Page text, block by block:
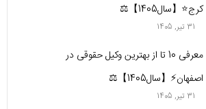
کرج⭐【سال1405】⚖️
31 تیر, 1405
معرفی 10 تا از بهترین وکیل حقوقی در
اصفهان⚡【سال1405】⚖️
31 تیر, 1405